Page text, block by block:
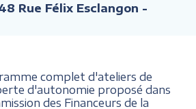
Rue Félix Esclangon -
complet d'ateliers de
d'autonomie proposé dans
des Financeurs de la